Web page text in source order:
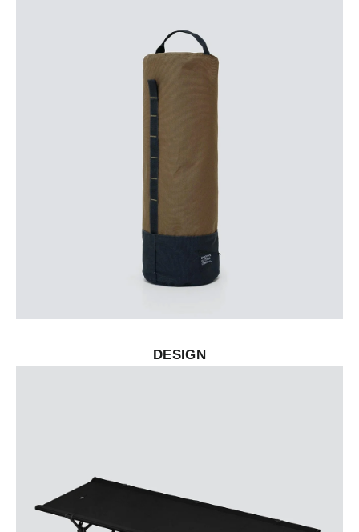
DESIGN